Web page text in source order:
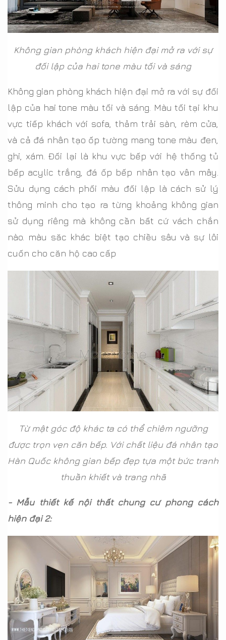
Không gian phòng khách hiện đại mở ra với sự
đối lập của hai tone màu tối và sáng
Không gian phòng khách hiện đại mở ra với sự đối
lập của hai tone màu tối và sáng. Màu tối tại khu
vực tiếp khách với sofa, thảm trải sàn, rèm cửa,
và cả đá nhân tạo ốp tường mang tone màu đen,
ghi, xám. Đối lại là khu vực bếp với hệ thống tủ
bếp acylic trắng, đá ốp bếp nhân tạo vân mây.
Sửu dụng cách phối màu đối lập là cách sử lý
thông minh cho tạo ra từng khoảng không gian
sử dụng riêng mà không cần bất cứ vách chắn
nào. màu săc khác biệt tạo chiều sâu và sự lôi
cuốn cho căn hộ cao cấp
Từ mật góc độ khác ta có thể chiêm ngưỡng
được trọn vẹn căn bếp. Với chất liệu đá nhân tạo
Hàn Quốc không gian bếp đẹp tựa một bức tranh
thuần khiết và trang nhã
- Mẫu thiết kế nội thất chung cư phong cách
hiện đại 2: